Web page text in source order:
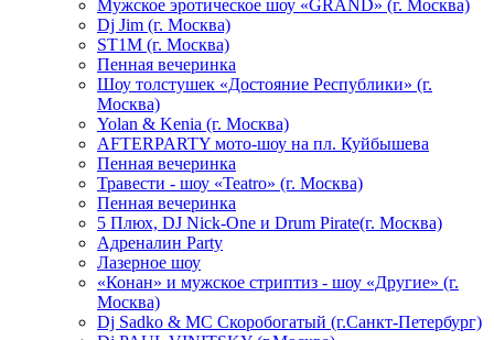
Мужское эротическое шоу «GRAND» (г. Москва)
Dj Jim (г. Москва)
ST1M (г. Москва)
Пенная вечеринка
Шоу толстушек «Достояние Республики» (г.
Москва)
Yolan & Kenia (г. Москва)
AFTERPARTY мото-шоу на пл. Куйбышева
Пенная вечеринка
Травести - шоу «Teatro» (г. Москва)
Пенная вечеринка
5 Плюх, DJ Nick-One и Drum Pirate(г. Москва)
Адреналин Party
Лазерное шоу
«Конан» и мужское стриптиз - шоу «Другие» (г.
Москва)
Dj Sadko & МС Скоробогатый (г.Санкт-Петербург)